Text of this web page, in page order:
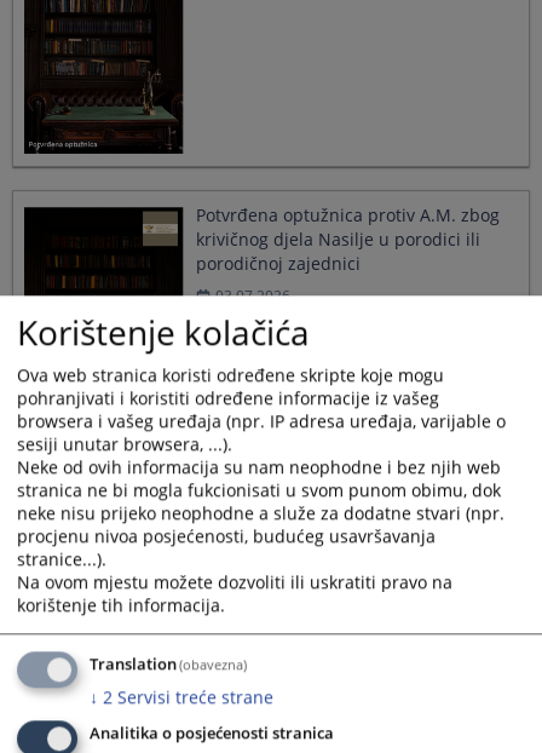
Potvrđena optužnica protiv A.M. zbog
krivičnog djela Nasilje u porodici ili
porodičnoj zajednici
03.07.2026.
Potvrđena optužnica protiv B.G. zbog
krivičnog djela Pronevjera
Korištenje kolačića
Ova web stranica koristi određene skripte koje mogu
pohranjivati i koristiti određene informacije iz vašeg
browsera i vašeg uređaja (npr. IP adresa uređaja, varijable o
sesiji unutar browsera, ...).
Neke od ovih informacija su nam neophodne i bez njih web
stranica ne bi mogla fukcionisati u svom punom obimu, dok
neke nisu prijeko neophodne a služe za dodatne stvari (npr.
procjenu nivoa posjećenosti, budućeg usavršavanja
stranice...).
Na ovom mjestu možete dozvoliti ili uskratiti pravo na
korištenje tih informacija.
Translation(obavezna)
↓ 2 Servisi treće strane
Analitika o posjećenosti stranica